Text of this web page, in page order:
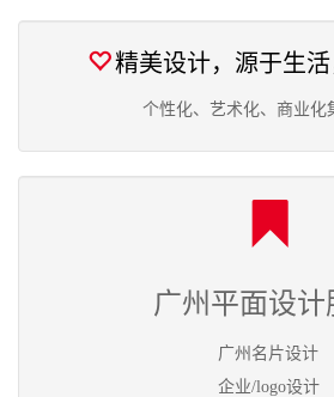
精美设计，源于生
个性化、艺术化、商业化
广州平面设计
广州名片设计
企业/logo设计